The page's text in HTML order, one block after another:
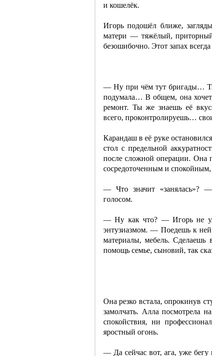
и кошелёк.
Игорь подошёл ближе,
матери — тяжёлый, приторный
безошибочно. Этот запах
— Ну при чём тут бригады…
подумала… В общем, она
ремонт. Ты же знаешь её
всего, проконтролируешь…
Карандаш в её руке
стол с предельной
после сложной операции. Она
сосредоточенным и
— Что значит «занялась»?
голосом.
— Ну как что? — Игорь не
энтузиазмом. — Поедешь к
материалы, мебель.
помощь семье, сыновий, так
Она резко встала, опрокинув
замолчать. Алла посмотрела
спокойствия, ни
яростный огонь.
— Да сейчас вот, ага, уже